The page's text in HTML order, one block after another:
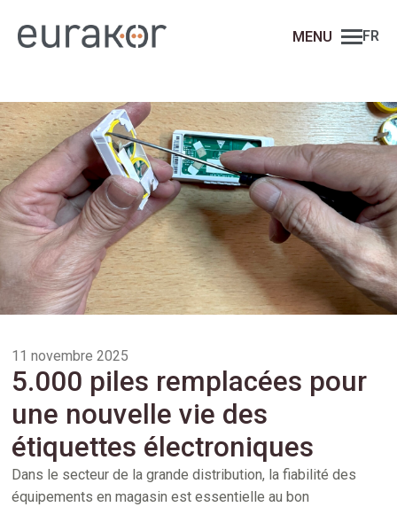
FR
11 novembre 2025
5.000 piles remplacées pour
une nouvelle vie des
étiquettes électroniques
Dans le secteur de la grande distribution, la fiabilité des
équipements en magasin est essentielle au bon